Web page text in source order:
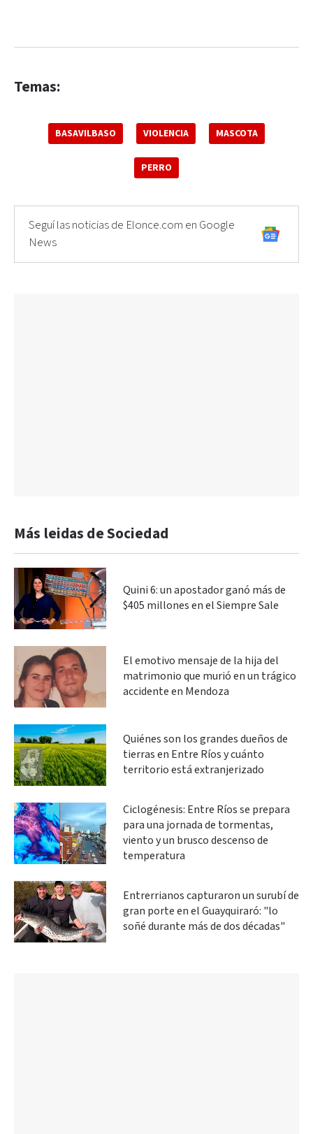
Temas:
BASAVILBASO VIOLENCIA MASCOTA
PERRO
Seguí las noticias de Elonce.com en Google
News
Más leidas de Sociedad
Quini 6: un apostador ganó más de
$405 millones en el Siempre Sale
El emotivo mensaje de la hija del
matrimonio que murió en un trágico
accidente en Mendoza
Quiénes son los grandes dueños de
tierras en Entre Ríos y cuánto
territorio está extranjerizado
Ciclogénesis: Entre Ríos se prepara
para una jornada de tormentas,
viento y un brusco descenso de
temperatura
Entrerrianos capturaron un surubí de
gran porte en el Guayquiraró: "lo
soñé durante más de dos décadas"